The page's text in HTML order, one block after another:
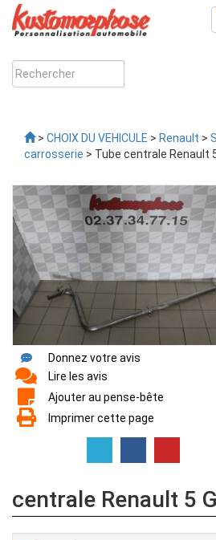
> CHOIX DU VEHICULE > Renault >
carrosserie > Tube centrale Renault
Donnez votre avis
Lire les avis
Ajouter au pense-bête
Imprimer cette page
centrale Renault 5